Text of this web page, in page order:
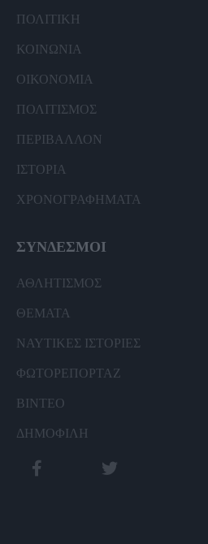
ΠΟΛΙΤΙΚΗ
ΚΟΙΝΩΝΙΑ
ΟΙΚΟΝΟΜΙΑ
ΠΟΛΙΤΙΣΜΟΣ
ΠΕΡΙΒΑΛΛΟΝ
ΙΣΤΟΡΙΑ
ΧΡΟΝΟΓΡΑΦΗΜΑΤΑ
ΣΥΝΔΕΣΜΟΙ
ΑΘΛΗΤΙΣΜΟΣ
ΘΕΜΑΤΑ
ΝΑΥΤΙΚΕΣ ΙΣΤΟΡΙΕΣ
ΦΩΤΟΡΕΠΟΡΤΑΖ
ΒΙΝΤΕΟ
ΔΗΜΟΦΙΛΗ